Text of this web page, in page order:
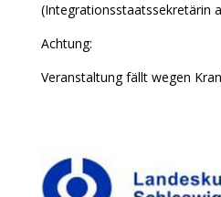
(Integrationsstaatssekretärin
Achtung:
Veranstaltung fällt wegen